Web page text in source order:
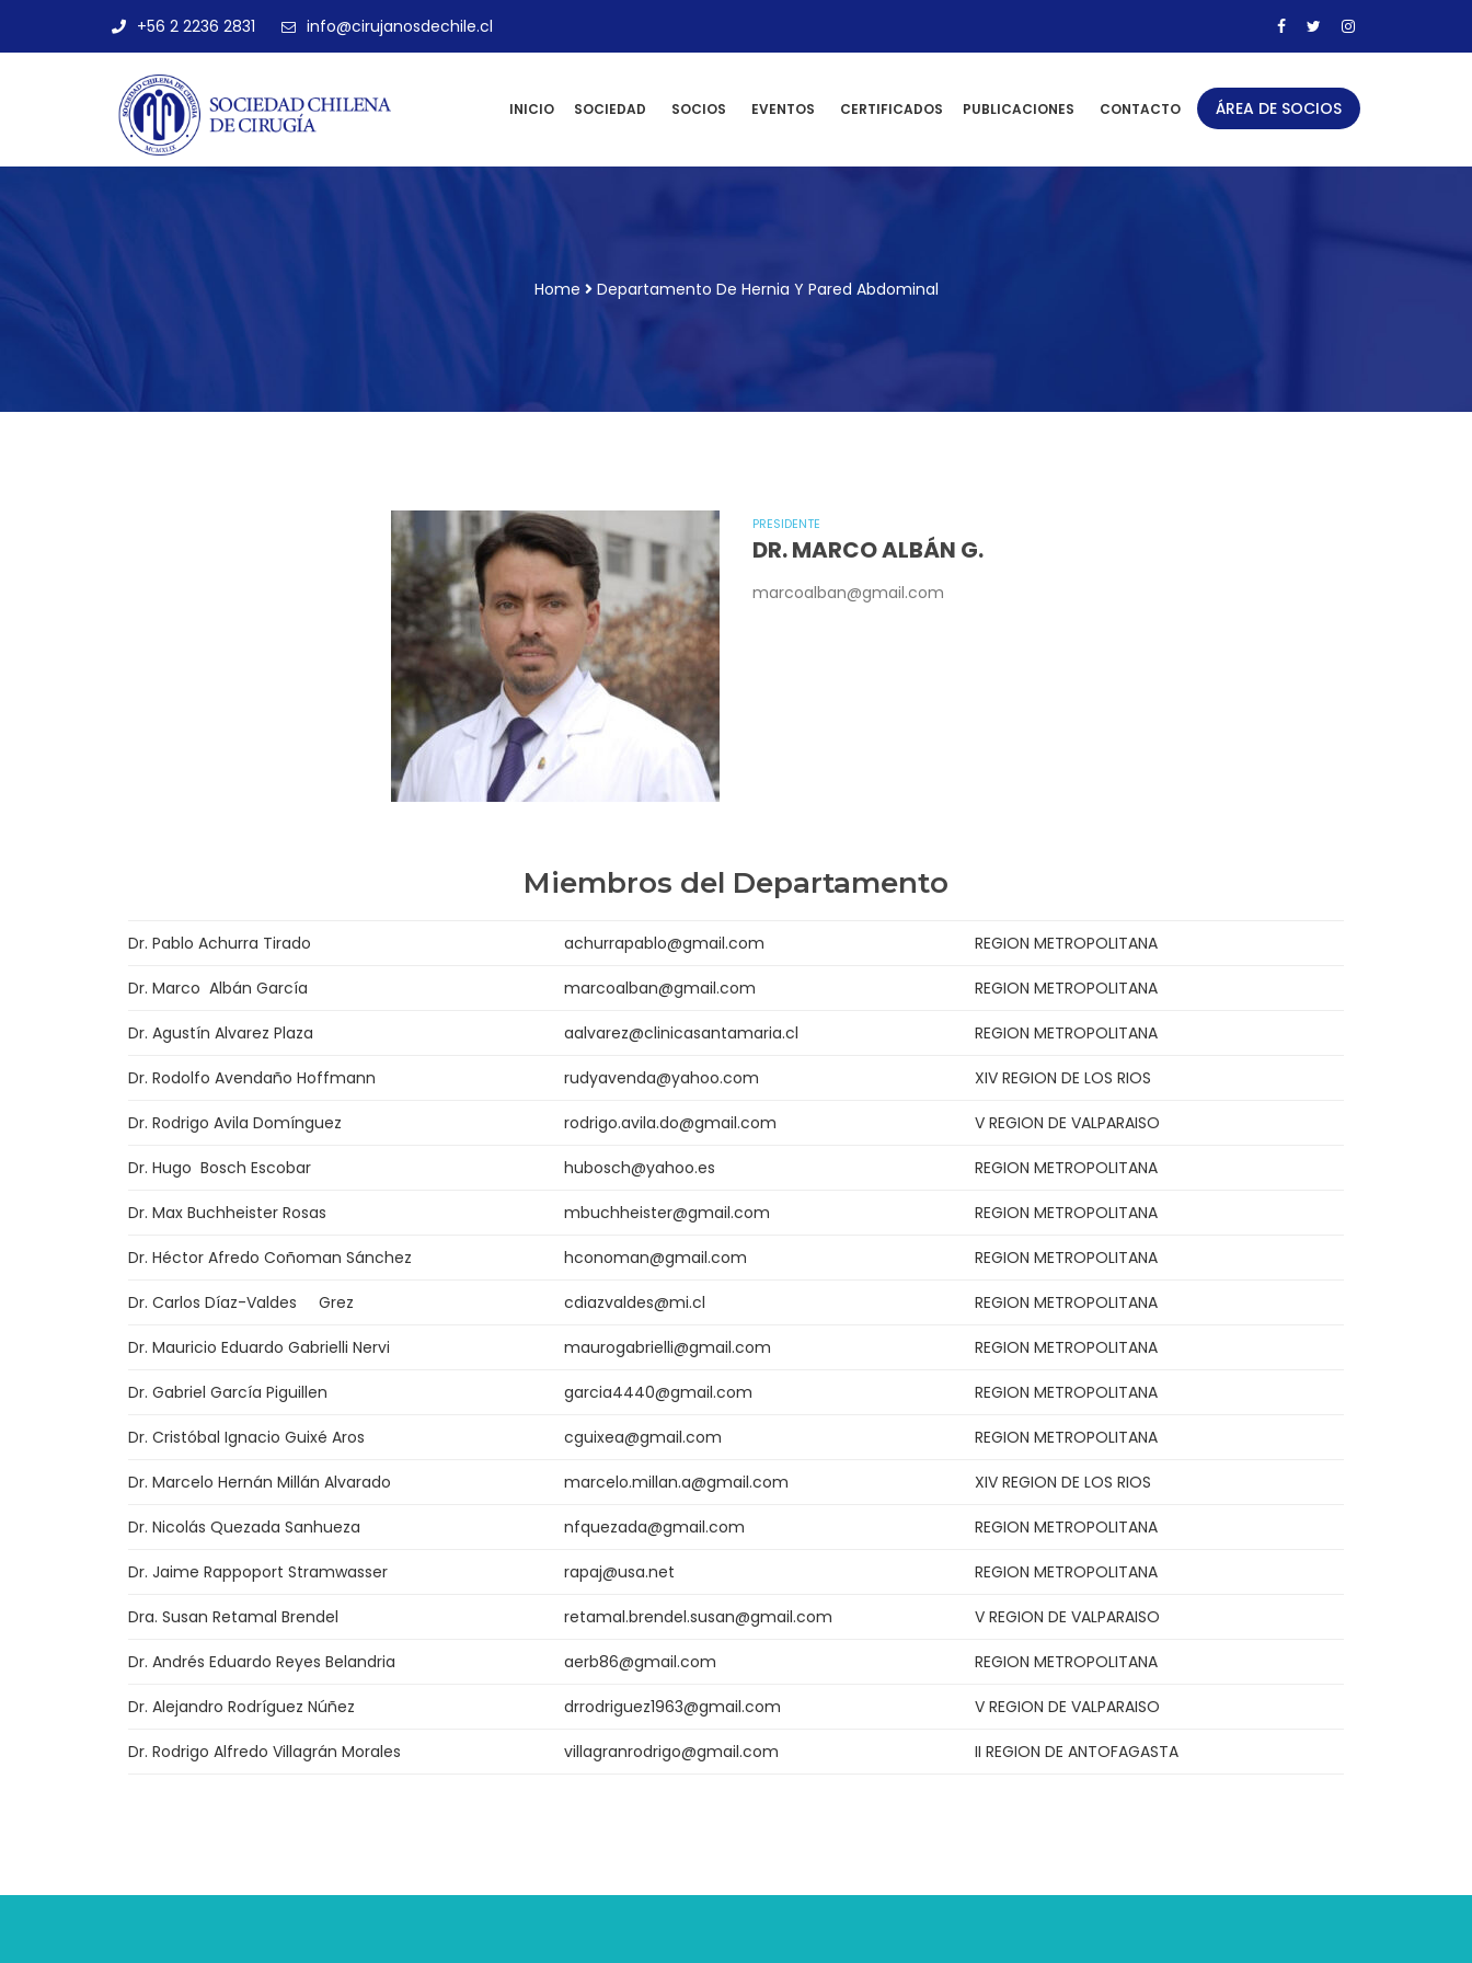
+56 2 2236 2831 info@cirujanosdechile.cl
INICIO SOCIEDAD SOCIOS EVENTOS CERTIFICADOS PUBLICACIONES CONTACTO ÁREA DE SOCIOS
Home Departamento De Hernia Y Pared Abdominal
PRESIDENTE
DR. MARCO ALBÁN G.
marcoalban@gmail.com
Miembros del Departamento
Dr. Pablo Achurra Tirado achurrapablo@gmail.com REGION METROPOLITANA
Dr. Marco Albán García marcoalban@gmail.com REGION METROPOLITANA
Dr. Agustín Alvarez Plaza aalvarez@clinicasantamaria.cl REGION METROPOLITANA
Dr. Rodolfo Avendaño Hoffmann rudyavenda@yahoo.com XIV REGION DE LOS RIOS
Dr. Rodrigo Avila Domínguez rodrigo.avila.do@gmail.com V REGION DE VALPARAISO
Dr. Hugo Bosch Escobar hubosch@yahoo.es REGION METROPOLITANA
Dr. Max Buchheister Rosas mbuchheister@gmail.com REGION METROPOLITANA
Dr. Héctor Afredo Coñoman Sánchez hconoman@gmail.com REGION METROPOLITANA
Dr. Carlos Díaz-Valdes Grez cdiazvaldes@mi.cl REGION METROPOLITANA
Dr. Mauricio Eduardo Gabrielli Nervi maurogabrielli@gmail.com REGION METROPOLITANA
Dr. Gabriel García Piguillen garcia4440@gmail.com REGION METROPOLITANA
Dr. Cristóbal Ignacio Guixé Aros cguixea@gmail.com REGION METROPOLITANA
Dr. Marcelo Hernán Millán Alvarado marcelo.millan.a@gmail.com XIV REGION DE LOS RIOS
Dr. Nicolás Quezada Sanhueza nfquezada@gmail.com REGION METROPOLITANA
Dr. Jaime Rappoport Stramwasser rapaj@usa.net REGION METROPOLITANA
Dra. Susan Retamal Brendel retamal.brendel.susan@gmail.com V REGION DE VALPARAISO
Dr. Andrés Eduardo Reyes Belandria aerb86@gmail.com REGION METROPOLITANA
Dr. Alejandro Rodríguez Núñez drrodriguez1963@gmail.com V REGION DE VALPARAISO
Dr. Rodrigo Alfredo Villagrán Morales villagranrodrigo@gmail.com II REGION DE ANTOFAGASTA